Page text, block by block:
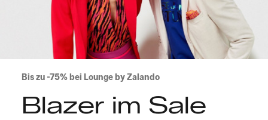
Bis zu -75% bei Lounge by Zalando
Blazer im Sale